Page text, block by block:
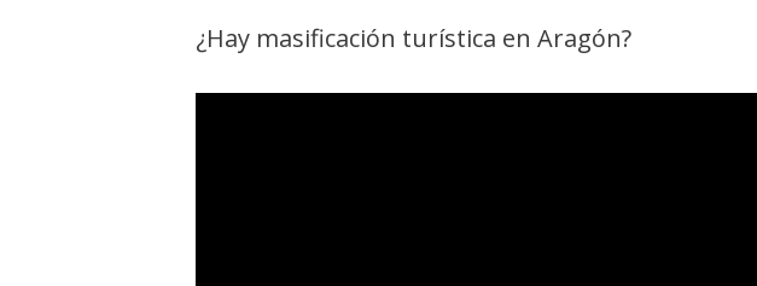
¿Hay masificación turística en Aragón?